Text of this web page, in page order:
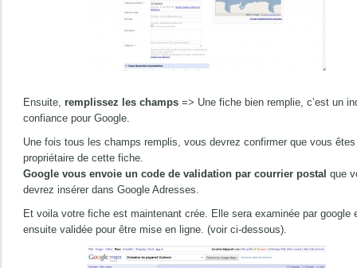
Ensuite, remplissez les champs => Une fiche bien remplie, c’est un
confiance pour Google.
Une fois tous les champs remplis, vous devrez confirmer que vous
propriétaire de cette fiche.
Google vous envoie un code de validation par courrier postal que
devrez insérer dans Google Adresses.
Et voila votre fiche est maintenant crée. Elle sera examinée par google
ensuite validée pour être mise en ligne. (voir ci-dessous).